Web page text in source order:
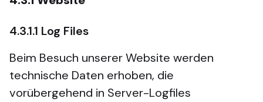
4.3.1.1 Log Files
Beim Besuch unserer Website werden
technische Daten erhoben, die
vorübergehend in Server-Logfiles